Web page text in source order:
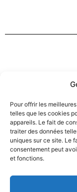
Pour offrir les
telles que les cookies
appareils. Le fait de
traiter des données
uniques sur ce site. Le
consentement peut
et fonctions.
CGV